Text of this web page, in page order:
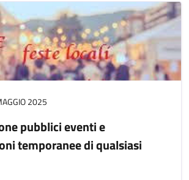
2025
pubblici eventi e
temporanee di qualsiasi